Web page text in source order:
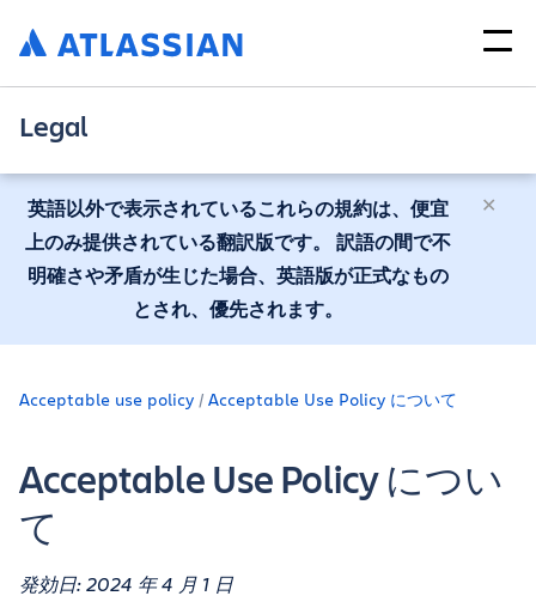
Legal
英語以外で表示されているこれらの規約は、便宜
上のみ提供されている翻訳版です。 訳語の間で不
明確さや矛盾が生じた場合、英語版が正式なもの
とされ、優先されます。
Acceptable use policy Acceptable Use Policy について
Acceptable Use Policy につい
て
発効日: 2024 年 4 月 1 日